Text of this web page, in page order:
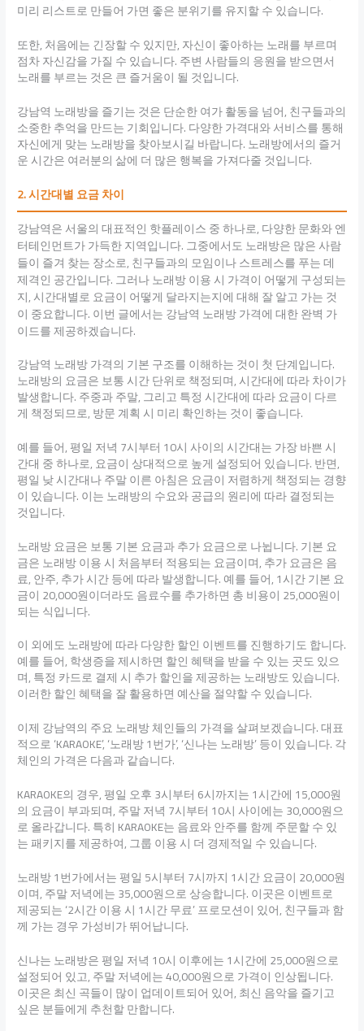
미리 리스트로 만들어 가면 좋은 분위기를 유지할 수 있습니다.
또한, 처음에는 긴장할 수 있지만, 자신이 좋아하는 노래를 부르며
점차 자신감을 가질 수 있습니다. 주변 사람들의 응원을 받으면서
노래를 부르는 것은 큰 즐거움이 될 것입니다.
강남역 노래방을 즐기는 것은 단순한 여가 활동을 넘어, 친구들과의
소중한 추억을 만드는 기회입니다. 다양한 가격대와 서비스를 통해
자신에게 맞는 노래방을 찾아보시길 바랍니다. 노래방에서의 즐거
운 시간은 여러분의 삶에 더 많은 행복을 가져다줄 것입니다.
2. 시간대별 요금 차이
강남역은 서울의 대표적인 핫플레이스 중 하나로, 다양한 문화와 엔
터테인먼트가 가득한 지역입니다. 그중에서도 노래방은 많은 사람
들이 즐겨 찾는 장소로, 친구들과의 모임이나 스트레스를 푸는 데
제격인 공간입니다. 그러나 노래방 이용 시 가격이 어떻게 구성되는
지, 시간대별로 요금이 어떻게 달라지는지에 대해 잘 알고 가는 것
이 중요합니다. 이번 글에서는 강남역 노래방 가격에 대한 완벽 가
이드를 제공하겠습니다.
강남역 노래방 가격의 기본 구조를 이해하는 것이 첫 단계입니다.
노래방의 요금은 보통 시간 단위로 책정되며, 시간대에 따라 차이가
발생합니다. 주중과 주말, 그리고 특정 시간대에 따라 요금이 다르
게 책정되므로, 방문 계획 시 미리 확인하는 것이 좋습니다.
예를 들어, 평일 저녁 7시부터 10시 사이의 시간대는 가장 바쁜 시
간대 중 하나로, 요금이 상대적으로 높게 설정되어 있습니다. 반면,
평일 낮 시간대나 주말 이른 아침은 요금이 저렴하게 책정되는 경향
이 있습니다. 이는 노래방의 수요와 공급의 원리에 따라 결정되는
것입니다.
노래방 요금은 보통 기본 요금과 추가 요금으로 나뉩니다. 기본 요
금은 노래방 이용 시 처음부터 적용되는 요금이며, 추가 요금은 음
료, 안주, 추가 시간 등에 따라 발생합니다. 예를 들어, 1시간 기본 요
금이 20,000원이더라도 음료수를 추가하면 총 비용이 25,000원이
되는 식입니다.
이 외에도 노래방에 따라 다양한 할인 이벤트를 진행하기도 합니다.
예를 들어, 학생증을 제시하면 할인 혜택을 받을 수 있는 곳도 있으
며, 특정 카드로 결제 시 추가 할인을 제공하는 노래방도 있습니다.
이러한 할인 혜택을 잘 활용하면 예산을 절약할 수 있습니다.
이제 강남역의 주요 노래방 체인들의 가격을 살펴보겠습니다. 대표
적으로 ‘KARAOKE’, ‘노래방 1번가’, ‘신나는 노래방’ 등이 있습니다. 각
체인의 가격은 다음과 같습니다.
KARAOKE의 경우, 평일 오후 3시부터 6시까지는 1시간에 15,000원
의 요금이 부과되며, 주말 저녁 7시부터 10시 사이에는 30,000원으
로 올라갑니다. 특히 KARAOKE는 음료와 안주를 함께 주문할 수 있
는 패키지를 제공하여, 그룹 이용 시 더 경제적일 수 있습니다.
노래방 1번가에서는 평일 5시부터 7시까지 1시간 요금이 20,000원
이며, 주말 저녁에는 35,000원으로 상승합니다. 이곳은 이벤트로
제공되는 ‘2시간 이용 시 1시간 무료’ 프로모션이 있어, 친구들과 함
께 가는 경우 가성비가 뛰어납니다.
신나는 노래방은 평일 저녁 10시 이후에는 1시간에 25,000원으로
설정되어 있고, 주말 저녁에는 40,000원으로 가격이 인상됩니다.
이곳은 최신 곡들이 많이 업데이트되어 있어, 최신 음악을 즐기고
싶은 분들에게 추천할 만합니다.